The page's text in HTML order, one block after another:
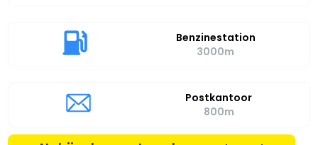
Benzinestation
3000m
Postkantoor
800m